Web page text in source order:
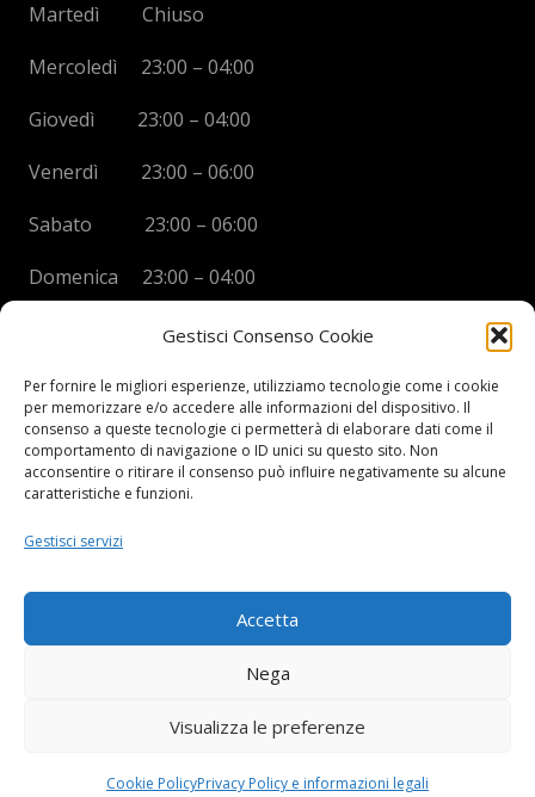
Gestisci Consenso Cookie
Per fornire le migliori esperienze, utilizziamo tecnologie come i cookie
per memorizzare e/o accedere alle informazioni del dispositivo. Il
consenso a queste tecnologie ci permetterà di elaborare dati come il
comportamento di navigazione o ID unici su questo sito. Non
acconsentire o ritirare il consenso può influire negativamente su alcune
caratteristiche e funzioni.
Gestisci servizi
Accetta
Nega
Visualizza le preferenze
Cookie PolicyPrivacy Policy e informazioni legali
Martedì Chiuso
Mercoledì 23:00 – 04:00
Giovedì 23:00 – 04:00
Venerdì 23:00 – 06:00
Sabato 23:00 – 06:00
Domenica 23:00 – 04:00
BOYS DISCO VICENZA
Via Oreficeria, 68 –36100 Vicenza (VI)
Tel.+39 0444 960737
P.I.03908300241
Privacy Policy e informazioni Legali
©Boys Vicenza